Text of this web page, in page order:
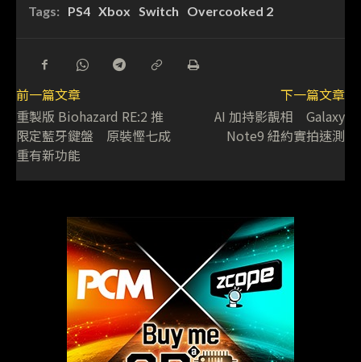
Tags: PS4 Xbox Switch Overcooked 2
前一篇文章
重製版 Biohazard RE:2 推
限定藍牙鍵盤 原裝慳七成
重有新功能
下一篇文章
AI 加持影靚相 Galaxy
Note9 紐約實拍速測